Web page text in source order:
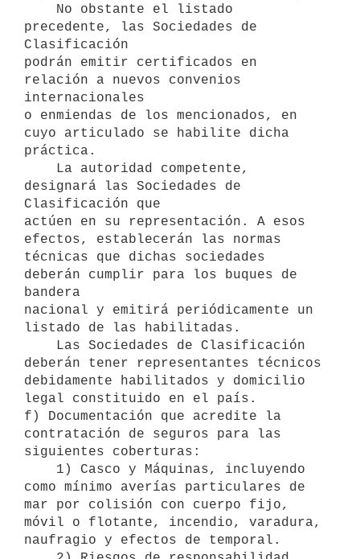
precedente, las Sociedades de
Clasificación
podrán emitir certificados en
relación a nuevos convenios
internacionales
o enmiendas de los mencionados, en
cuyo articulado se habilite dicha
práctica.
designará las Sociedades de
Clasificación que
actúen en su representación. A esos
efectos, establecerán las normas
técnicas que dichas sociedades
deberán cumplir para los buques de
bandera
nacional y emitirá periódicamente un
listado de las habilitadas.
deberán tener representantes técnicos
debidamente habilitados y domicilio
legal constituido en el país.
f) Documentación que acredite la
contratación de seguros para las
siguientes coberturas:
como mínimo averías particulares de
mar por colisión con cuerpo fijo,
móvil o flotante, incendio, varadura,
naufragio y efectos de temporal.